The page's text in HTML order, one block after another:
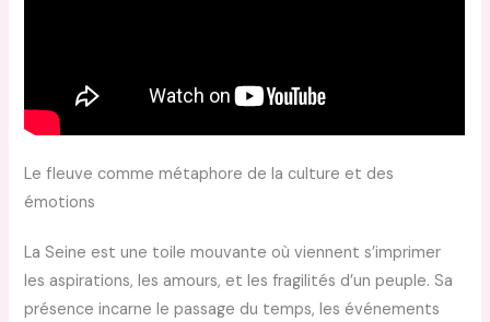
Le fleuve comme métaphore de la culture et des
émotions
La Seine est une toile mouvante où viennent s’imprimer
les aspirations, les amours, et les fragilités d’un peuple. Sa
présence incarne le passage du temps, les événements